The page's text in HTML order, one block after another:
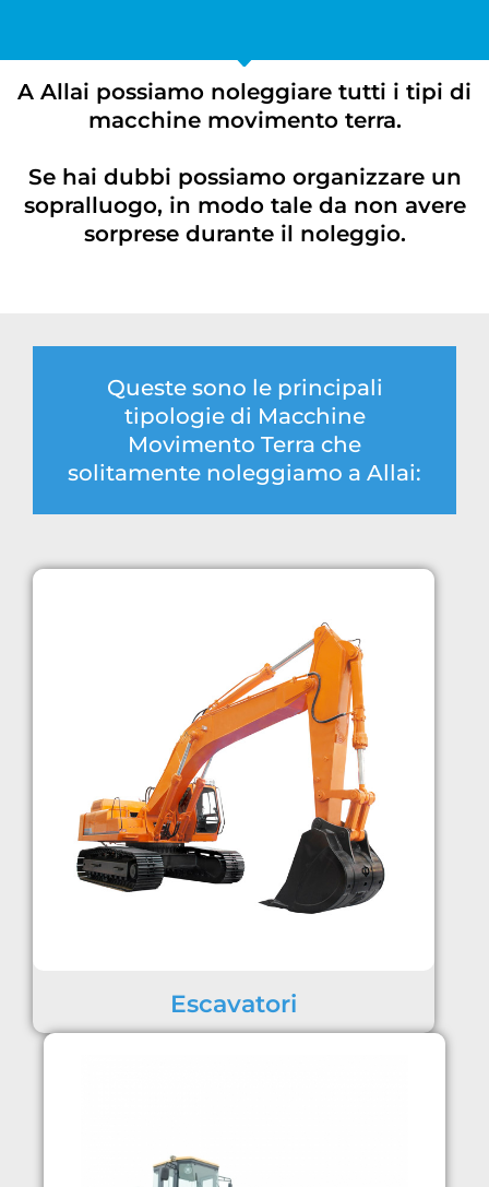
A Allai possiamo noleggiare tutti i tipi di
macchine movimento terra.
Se hai dubbi possiamo organizzare un
sopralluogo, in modo tale da non avere
sorprese durante il noleggio.
Queste sono le principali
tipologie di Macchine
Movimento Terra che
solitamente noleggiamo a Allai:
Escavatori